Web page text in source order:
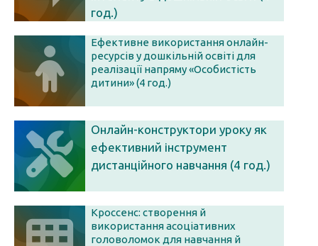
год.)
Ефективне використання онлайн-
ресурсів у дошкільній освіті для
реалізації напряму «Особистість
дитини» (4 год.)
Онлайн-конструктори уроку як
ефективний інструмент
дистанційного навчання (4 год.)
Кроссенс: створення й
використання асоціативних
головоломок для навчання й